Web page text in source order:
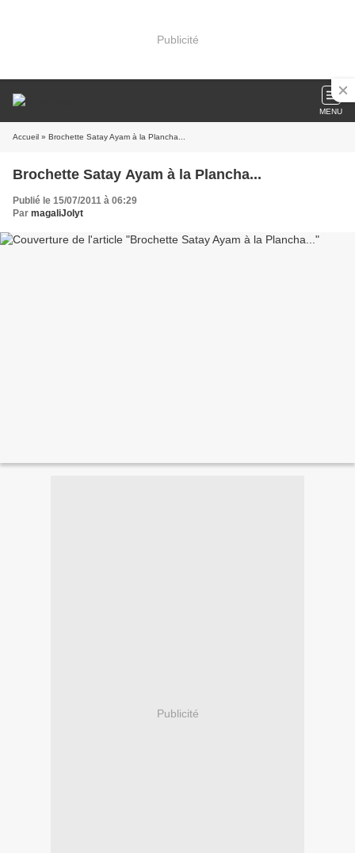
Publicité
MENU
Accueil » Brochette Satay Ayam à la Plancha...
Brochette Satay Ayam à la Plancha...
Publié le 15/07/2011 à 06:29
Par magaliJolyt
Publicité